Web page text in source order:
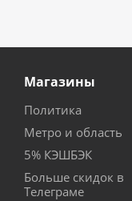
Магазины
Политика
Метро и область
5% КЭШБЭК
Больше скидок в
Телеграме